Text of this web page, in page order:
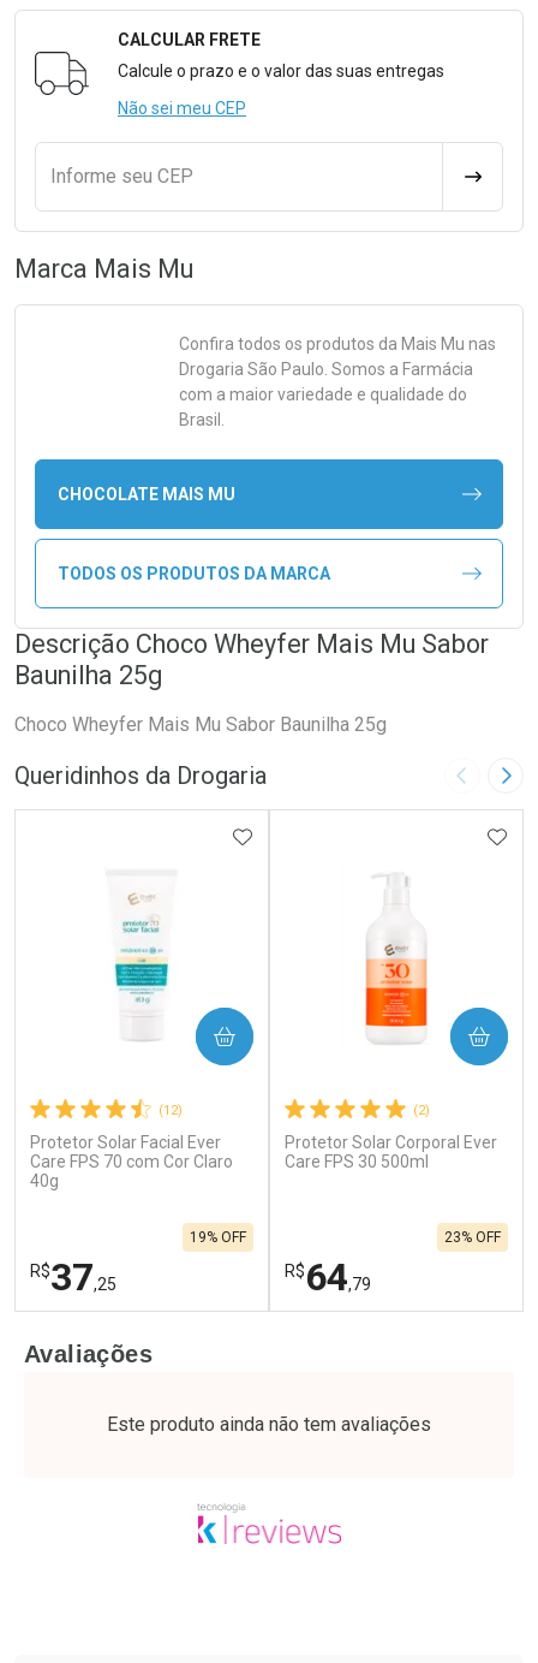
Formulário para Calcular o Frete
CALCULAR FRETE
Calcule o prazo e o valor das suas entregas
Não sei meu CEP
Informe seu CEP
Marca Mais Mu
Confira todos os produtos da Mais Mu nas
Drogaria São Paulo. Somos a Farmácia
com a maior variedade e qualidade do
Brasil.
CHOCOLATE MAIS MU
TODOS OS PRODUTOS DA MARCA
Descrição Choco Wheyfer Mais Mu Sabor
Baunilha 25g
Choco Wheyfer Mais Mu Sabor Baunilha 25g
Queridinhos da Drogaria Imagem
(12)
Protetor Solar Facial Ever
Care FPS 70 com Cor Claro
40g
R$37,25
19% OFF
ADICIONAR AOS FAVORITOS
COMPRAR
Laboratório
Por Menos
(2)
Protetor Solar Corporal Ever
Care FPS 30 500ml
R$64,79
23% OFF
COMPRAR
Laboratório
Por Menos
Avaliações
Este produto ainda não tem avaliações